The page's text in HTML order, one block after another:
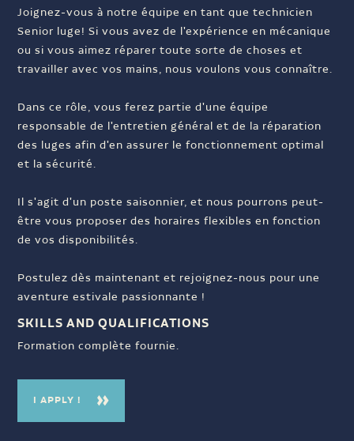
Joignez-vous à notre équipe en tant que technicien
Senior luge! Si vous avez de l'expérience en mécanique
ou si vous aimez réparer toute sorte de choses et
travailler avec vos mains, nous voulons vous connaître.
Dans ce rôle, vous ferez partie d'une équipe
responsable de l'entretien général et de la réparation
des luges afin d'en assurer le fonctionnement optimal
et la sécurité.
Il s'agit d'un poste saisonnier, et nous pourrons peut-
être vous proposer des horaires flexibles en fonction
de vos disponibilités.
Postulez dès maintenant et rejoignez-nous pour une
aventure estivale passionnante !
SKILLS AND QUALIFICATIONS
Formation complète fournie.
I APPLY !